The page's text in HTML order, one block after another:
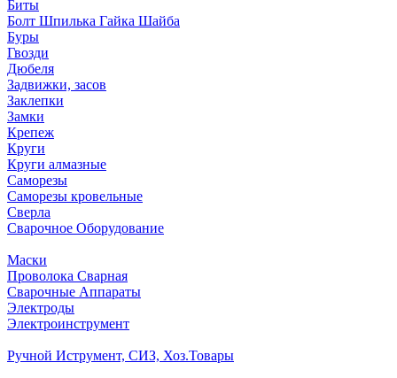
Биты
Болт Шпилька Гайка Шайба
Буры
Гвозди
Дюбеля
Задвижки, засов
Заклепки
Замки
Крепеж
Круги
Круги алмазные
Саморезы
Саморезы кровельные
Сверла
Сварочное Оборудование
Маски
Проволока Сварная
Сварочные Аппараты
Электроды
Электроинструмент
Ручной Иструмент, СИЗ, Хоз.Товары